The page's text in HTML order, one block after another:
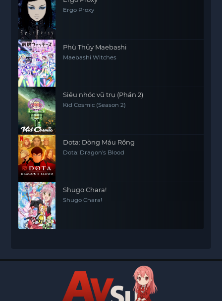
Ergo Proxy
Phù Thủy Maebashi
Maebashi Witches
Siêu nhóc vũ trụ (Phần 2)
Kid Cosmic (Season 2)
Dota: Dòng Máu Rồng
Dota: Dragon's Blood
Shugo Chara!
Shugo Chara!